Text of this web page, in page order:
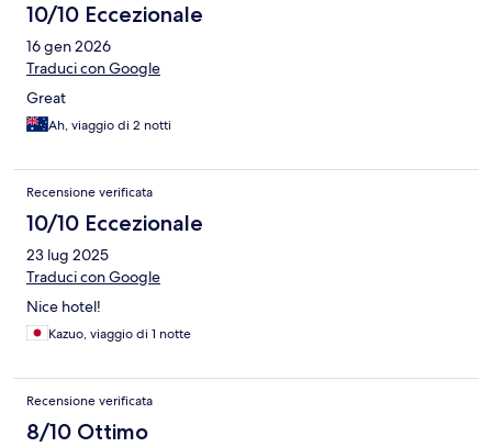
10/10 Eccezionale
16 gen 2026
Traduci con Google
Great
Ah, viaggio di 2 notti
Recensione verificata
10/10 Eccezionale
23 lug 2025
Traduci con Google
Nice hotel!
Kazuo, viaggio di 1 notte
Recensione verificata
8/10 Ottimo